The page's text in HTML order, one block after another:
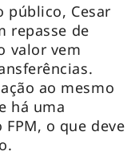
público, Cesar
repasse de
valor vem
ao mesmo
há uma
o que deve